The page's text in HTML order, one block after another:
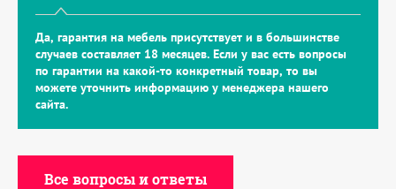
Да, гарантия на мебель присутствует и в большинстве
случаев составляет 18 месяцев. Если у вас есть вопросы
по гарантии на какой-то конкретный товар, то вы
можете уточнить информацию у менеджера нашего
сайта.
Все вопросы и ответы